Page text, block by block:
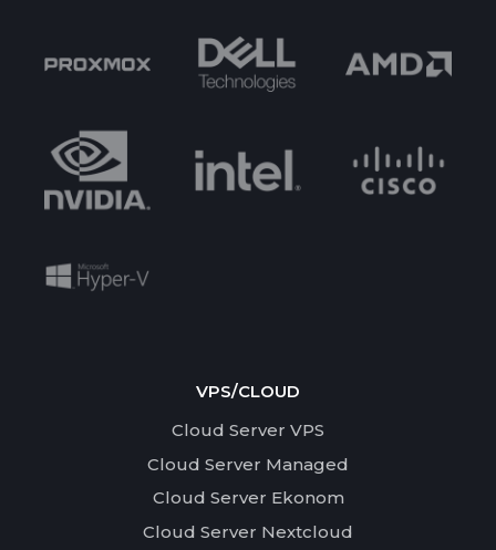
VPS/CLOUD
Cloud Server VPS
Cloud Server Managed
Cloud Server Ekonom
Cloud Server Nextcloud